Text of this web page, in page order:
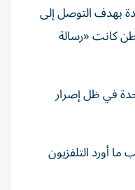
بهدف التوصل إلى
كانت «رسالة
في ظل إصرار
أورد التلفزيون